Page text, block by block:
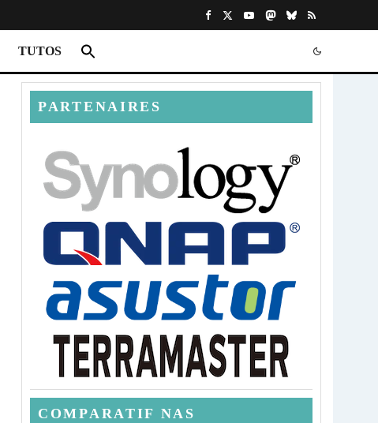
TUTOS
PARTENAIRES
COMPARATIF NAS